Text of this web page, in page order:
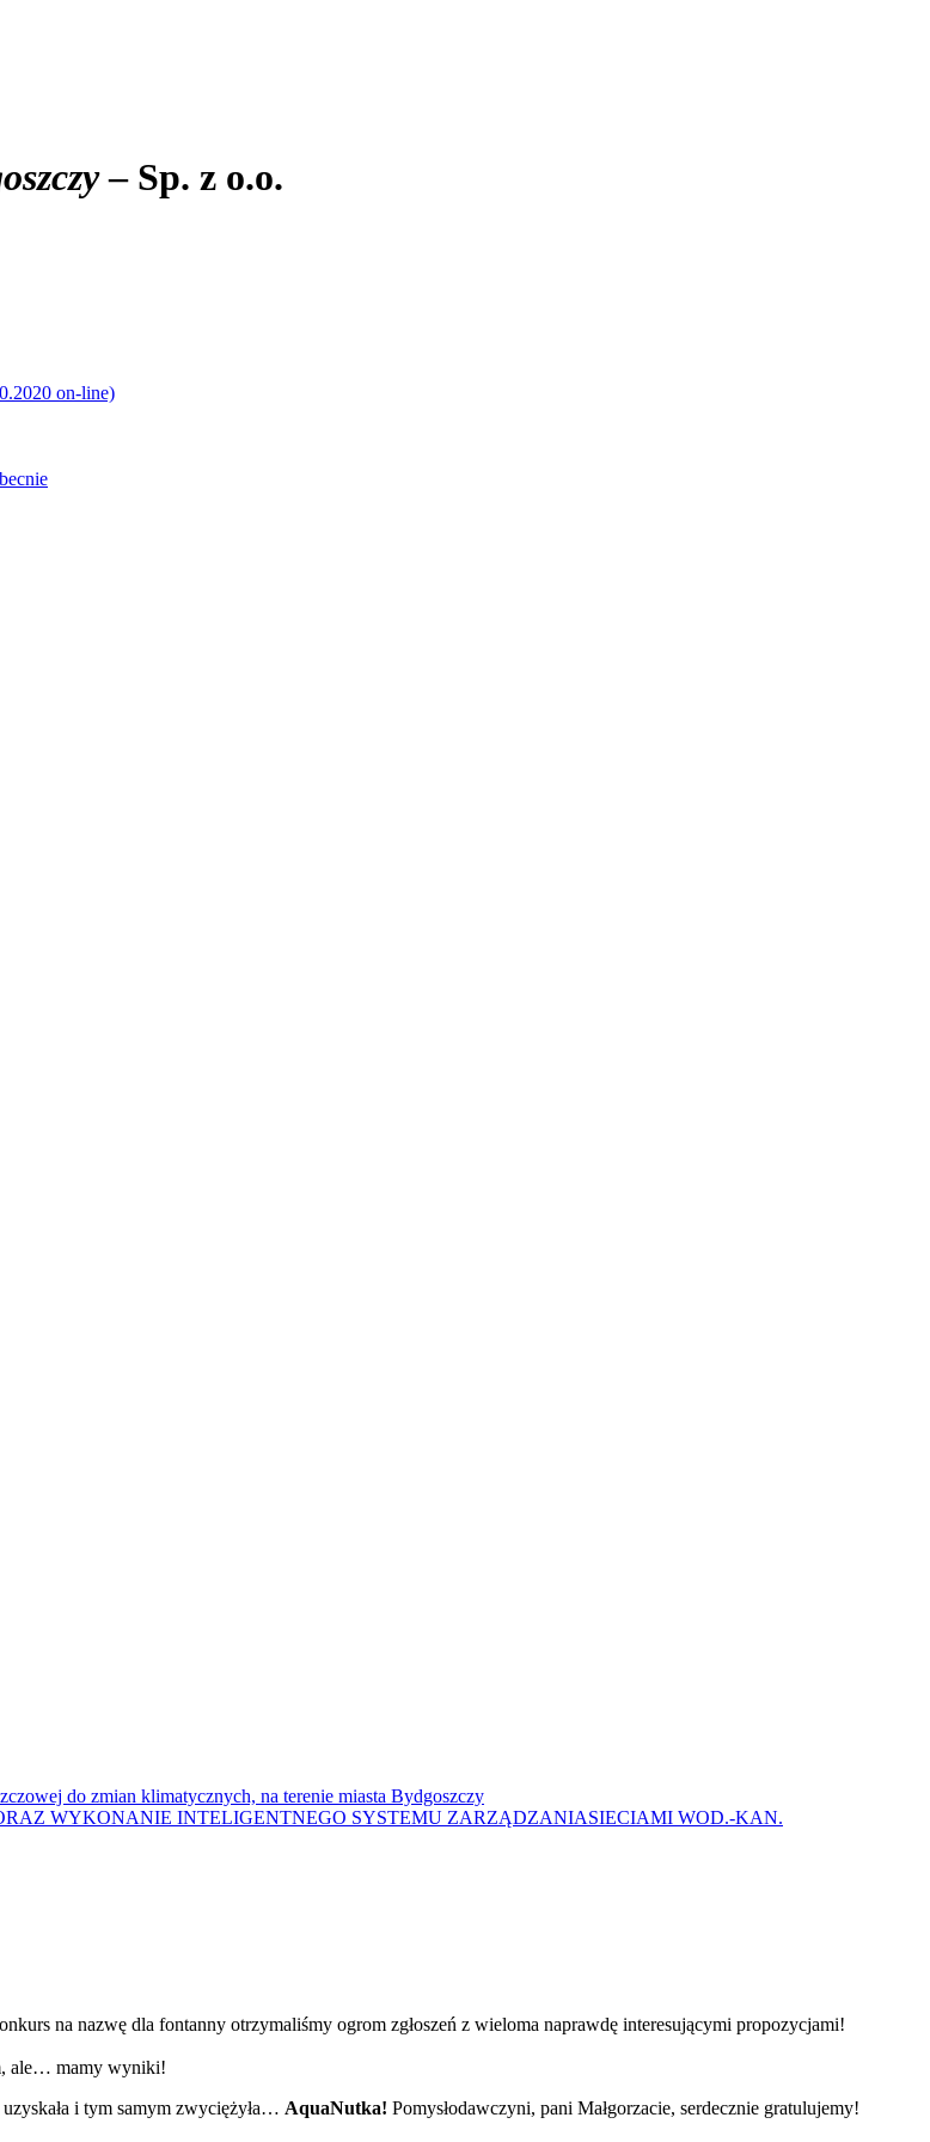
– Sp. z o.o.
on-line)
do zmian klimatycznych, na terenie miasta Bydgoszczy
WYKONANIE INTELIGENTNEGO SYSTEMU ZARZĄDZANIASIECIAMI WOD.-KAN.
na nazwę dla fontanny otrzymaliśmy ogrom zgłoszeń z wieloma naprawdę interesującymi propozycjami!
ale… mamy wyniki!
i tym samym zwyciężyła… AquaNutka! Pomysłodawczyni, pani Małgorzacie, serdecznie gratulujemy!